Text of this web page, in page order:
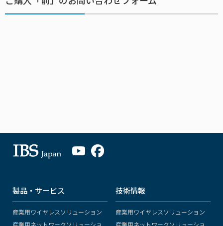
製品・サービス
産業用ワイヤレスソリューション
産業用ネットワークソリューショ
技術情報
産業用ワイヤレスソリューション
産業用ネットワークソリューショ